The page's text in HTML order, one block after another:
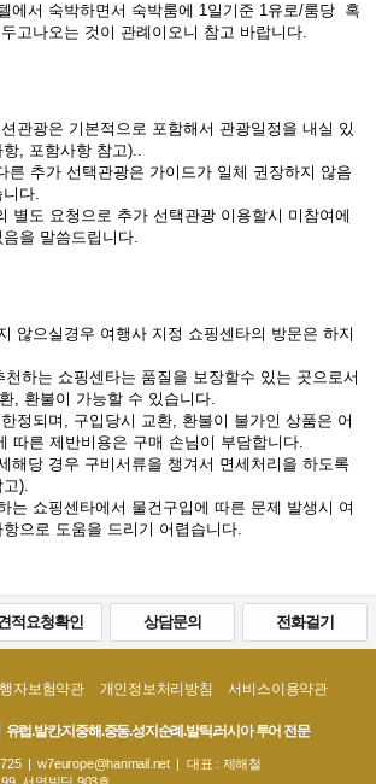
서 숙박하면서 숙박룸에 1일기준 1유로/룸당 혹
고나오는 것이 관례이오니 참고 바랍니다.
관광은 기본적으로 포함해서 관광일정을 내실 있
, 포함사항 참고)..
른 추가 선택관광은 가이드가 일체 권장하지 않음
다.
별도 요청으로 추가 선택관광 이용할시 미참여에
을 말씀드립니다.
않으실경우 여행사 지정 쇼핑센타의 방문은 하지
하는 쇼핑센타는 품질을 보장할수 있는 곳으로서
, 환불이 가능할 수 있습니다.
되며, 구입당시 교환, 환불이 불가인 상품은 어
따른 제반비용은 구매 손님이 부담합니다.
해당 경우 구비서류을 챙겨서 면세처리을 하도록
).
는 쇼핑센타에서 물건구입에 따른 문제 발생시 여
으로 도움을 드리기 어렵습니다.
적요청확인 상담문의 전화걸기
자보험약관 개인정보처리방침 서비스이용약관
유럽.발칸.지중해.중동.성지순례.발틱.러시아 투어 전문
| w7europe@hanmail.net | 대표 : 제해철